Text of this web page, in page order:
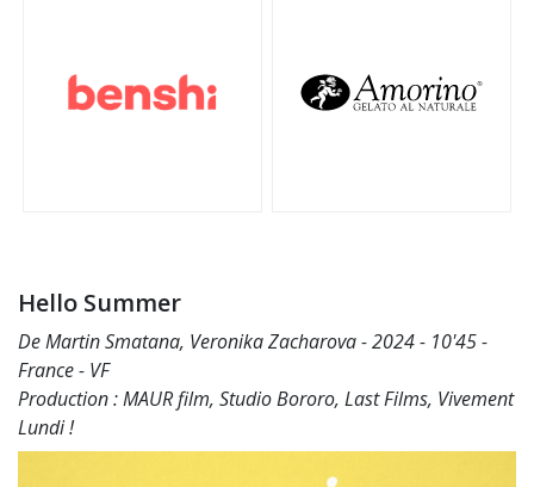
Hello Summer
De Martin Smatana, Veronika Zacharova - 2024 - 10'45 -
France - VF
Production : MAUR film, Studio Bororo, Last Films, Vivement
Lundi !